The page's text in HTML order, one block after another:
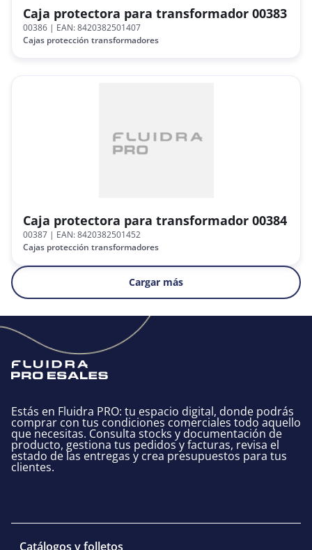
Caja protectora para transformador 00383
00386 | EAN: 8420382501407
Cajas protección transformadores
Caja protectora para transformador 00384
00387 | EAN: 8420382501452
Cajas protección transformadores
Cargar más
Estás en Fluidra PRO: tu espacio digital, donde podrás
comprar con tus condiciones comerciales todo aquello
que necesitas. Consulta stocks y documentación de
producto, gestiona tus pedidos y facturas, revisa el
estado de las entregas y crea presupuestos para tus
clientes.
Catálogos y folletos